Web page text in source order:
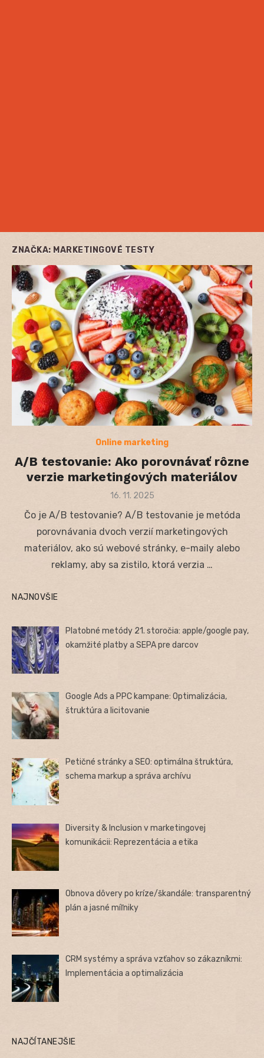
ZNAČKA: MARKETINGOVÉ TESTY
Online marketing
A/B testovanie: Ako porovnávať rôzne
verzie marketingových materiálov
Posted
16. 11. 2025
Čo je A/B testovanie? A/B testovanie je metóda
porovnávania dvoch verzií marketingových
materiálov, ako sú webové stránky, e-maily alebo
reklamy, aby sa zistilo, ktorá verzia …
NAJNOVŠIE
Platobné metódy 21. storočia: apple/google pay,
okamžité platby a SEPA pre darcov
Google Ads a PPC kampane: Optimalizácia,
štruktúra a licitovanie
Petičné stránky a SEO: optimálna štruktúra,
schema markup a správa archívu
Diversity & Inclusion v marketingovej
komunikácii: Reprezentácia a etika
Obnova dôvery po kríze/škandále: transparentný
plán a jasné míľniky
CRM systémy a správa vzťahov so zákazníkmi:
Implementácia a optimalizácia
NAJČÍTANEJŠIE